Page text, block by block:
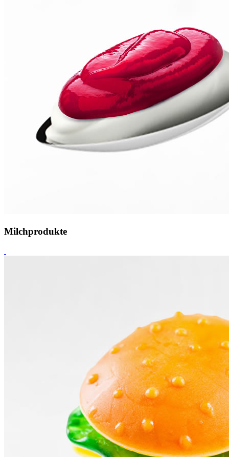
Milchprodukte